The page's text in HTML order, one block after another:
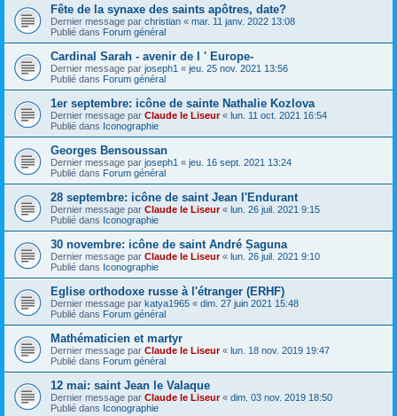
Fête de la synaxe des saints apôtres, date?
Dernier message par christian « mar. 11 janv. 2022 13:08
Publié dans Forum général
Cardinal Sarah - avenir de l ' Europe-
Dernier message par joseph1 « jeu. 25 nov. 2021 13:56
Publié dans Forum général
1er septembre: icône de sainte Nathalie Kozlova
Dernier message par Claude le Liseur« lun. 11 oct. 2021 16:54
Publié dans Iconographie
Georges Bensoussan
Dernier message par joseph1 « jeu. 16 sept. 2021 13:24
Publié dans Forum général
28 septembre: icône de saint Jean l'Endurant
Dernier message par Claude le Liseur« lun. 26 juil. 2021 9:15
Publié dans Iconographie
30 novembre: icône de saint André Șaguna
Dernier message par Claude le Liseur« lun. 26 juil. 2021 9:10
Publié dans Iconographie
Eglise orthodoxe russe à l'étranger (ERHF)
Dernier message par katya1965 « dim. 27 juin 2021 15:48
Publié dans Forum général
Mathématicien et martyr
Dernier message par Claude le Liseur« lun. 18 nov. 2019 19:47
Publié dans Forum général
12 mai: saint Jean le Valaque
Dernier message par Claude le Liseur« dim. 03 nov. 2019 18:50
Publié dans Iconographie